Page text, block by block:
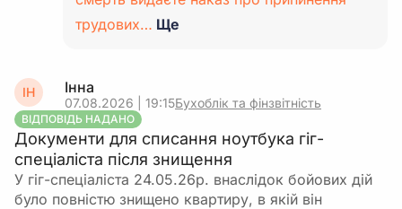
трудових… Ще
ІН Інна
07.08.2026 | 19:15Бухоблік та фінзвітність
ВІДПОВІДЬ НАДАНО
Документи для списання ноутбука гіг-
спеціаліста після знищення
У гіг-спеціаліста 24.05.26р. внаслідок бойових дій
було повністю знищено квартиру, в якій він